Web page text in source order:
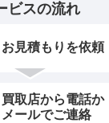
ビスの流れ
お見積もりを依頼
買取店から電話か
メールでご連絡